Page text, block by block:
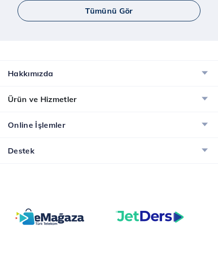
Tümünü Gör
Hakkımızda
Ürün ve Hizmetler
Online İşlemler
Destek